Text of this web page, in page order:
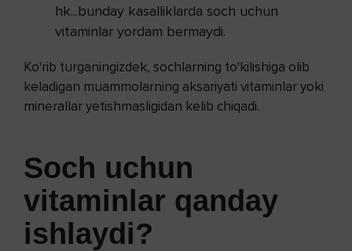
hk...bunday kasalliklarda soch uchun
vitaminlar yordam bermaydi.
Ko'rib turganingizdek, sochlarning to'kilishiga olib
keladigan muammolarning aksariyati vitaminlar yoki
minerallar yetishmasligidan kelib chiqadi.
Soch uchun
vitaminlar qanday
ishlaydi?